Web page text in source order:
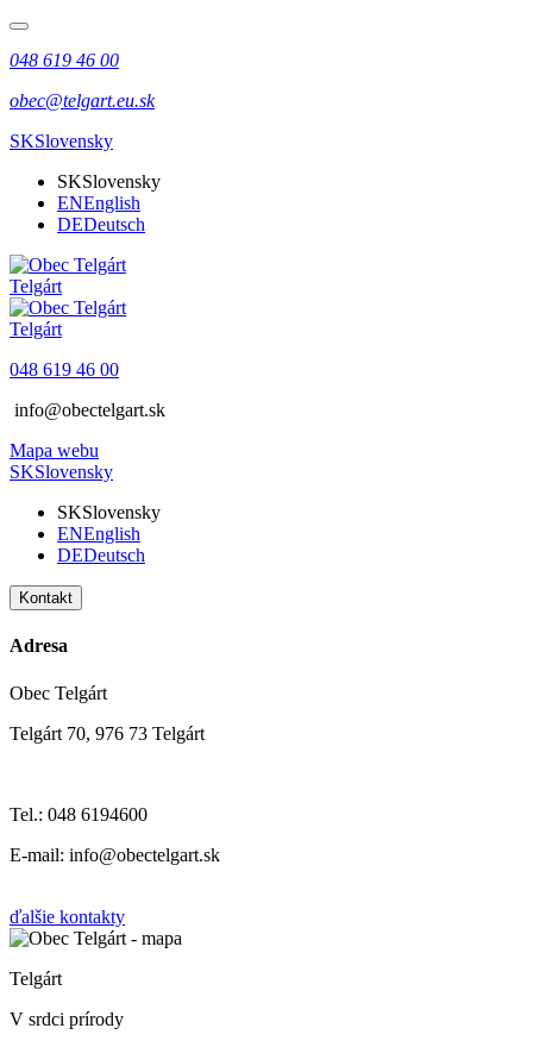
048 619 46 00
obec@telgart.eu.sk
SKSlovensky
SKSlovensky
ENEnglish
DEDeutsch
Telgárt
Telgárt
048 619 46 00
info@obectelgart.sk
Mapa webu
SKSlovensky
SKSlovensky
ENEnglish
DEDeutsch
Kontakt
Adresa
Obec Telgárt
Telgárt 70, 976 73 Telgárt
Tel.: 048 6194600
E-mail: info@obectelgart.sk
ďalšie kontakty
Telgárt
V srdci prírody